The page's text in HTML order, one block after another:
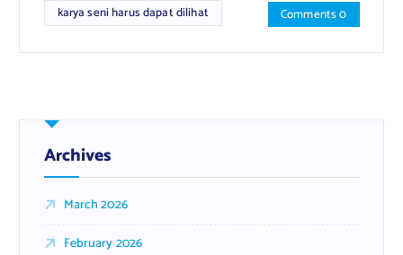
karya seni harus dapat dilihat Comments 0
Archives
March 2026
February 2026